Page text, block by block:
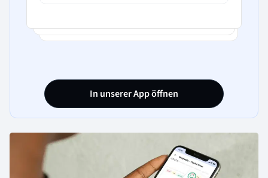
In unserer App öffnen